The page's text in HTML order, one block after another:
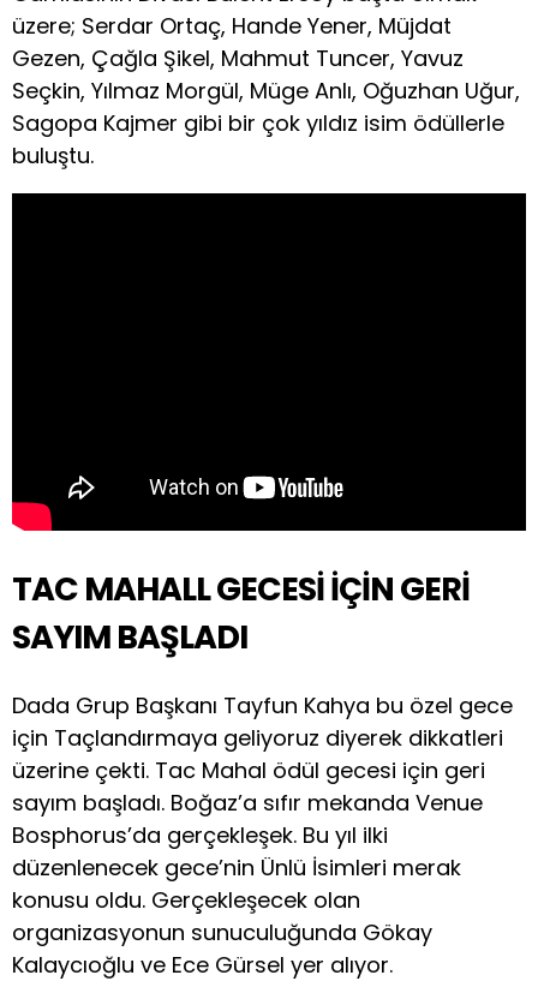
üzere; Serdar Ortaç, Hande Yener, Müjdat
Gezen, Çağla Şikel, Mahmut Tuncer, Yavuz
Seçkin, Yılmaz Morgül, Müge Anlı, Oğuzhan Uğur,
Sagopa Kajmer gibi bir çok yıldız isim ödüllerle
buluştu.
TAC MAHALL GECESİ İÇİN GERİ
SAYIM BAŞLADI
Dada Grup Başkanı Tayfun Kahya bu özel gece
için Taçlandırmaya geliyoruz diyerek dikkatleri
üzerine çekti. Tac Mahal ödül gecesi için geri
sayım başladı. Boğaz’a sıfır mekanda Venue
Bosphorus’da gerçekleşek. Bu yıl ilki
düzenlenecek gece’nin Ünlü İsimleri merak
konusu oldu. Gerçekleşecek olan
organizasyonun sunuculuğunda Gökay
Kalaycıoğlu ve Ece Gürsel yer alıyor.